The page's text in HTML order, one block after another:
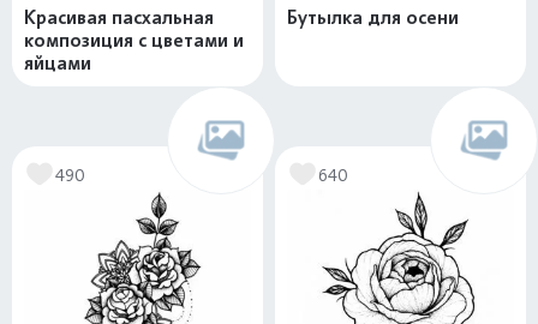
Красивая пасхальная
композиция с цветами и
яйцами
Бутылка для осени
490 640